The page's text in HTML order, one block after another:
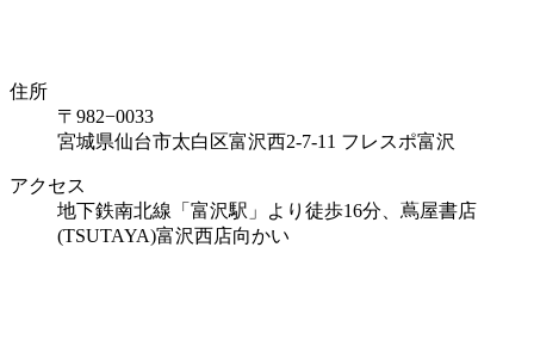
住所
〒982−0033
宮城県仙台市太白区富沢西2-7-11 フレスポ富沢
アクセス
地下鉄南北線「富沢駅」より徒歩16分、蔦屋書店
(TSUTAYA)富沢西店向かい